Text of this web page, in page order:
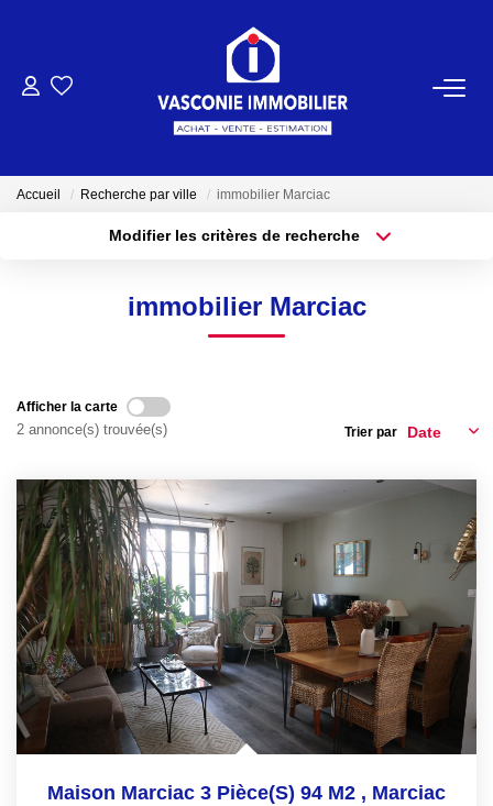
ACHETER
VENDRE
NOTRE AGENCE
Qui Sommes-Nous
Notre Équipe
NOS ACTUALITÉS
CONTACT
EN
Accueil Recherche par ville immobilier Marciac
Modifier les critères de recherche
immobilier Marciac
Afficher la carte
2 annonce(s) trouvée(s) Trier par
Maison Marciac 3 Pièce(s) 94 M2 , Marciac